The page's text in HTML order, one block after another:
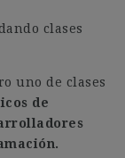
clases
uno de clases
de